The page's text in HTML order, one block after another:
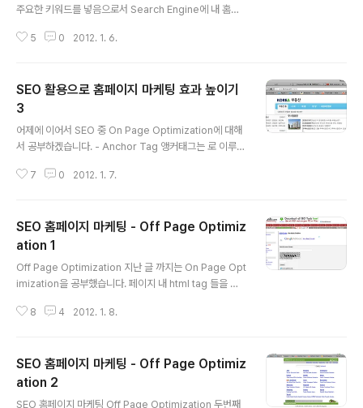
주요한 키워드를 넣음으로서 Search Engine에 내 홈페
툴을 이용해 좋은 키워드들을 다운 받고 관련없거나 필요
들의 특징을 하나하나 알아보겠습니다. - tag 기본적으로
검색엔진은 tag의 텍스트를 먼저 검색합니다. 아무 홈페이
지나 가서 마우스 오른쪽 버튼을 누른 후 소스를 열어보세
요. 이건 제 facebook 에서 소스를 열어 본 겁니다. title
태그에 제 이름이 들어가 있네요. facebook은 이렇게 각
페이지마다 title에 이용자 이름이 들어가게 하..
5 0 2012. 1. 6.
SEO 활용으로 홈페이지 마케팅 효과 높이기
3
어제에 이어서 SEO 중 On Page Optimization에 대해
서 공부하겠습니다. - Anchor Tag 앵커태그는 로 이루어
er가 정보를 모을 때 이 Anchor 내의 글자도 사용 합니다
니다. 팁 - 키워드를 다양하게 사용하라 - 관련이 있는 키워
드만을 사용하라 - 다른 링크에는 다른 키워드를 사용하라
- 키워드를 반복해서 사용하지 마라 - Alt attribute 페이
지에 이미지 파일을 넣을 때 그 이미지에 대한 설명을 넣는
부분 입니다. Search Engine 의 우선 순위에 들어가도록
하기 위해 Alt attrib..
7 0 2012. 1. 7.
SEO 홈페이지 마케팅 - Off Page Optimiz
ation 1
Off Page Optimization 지난 글 까지는 On Page Opt
imization을 공부했습니다. 페이지 내 html tag 들을 이
페이지 홍보를 극대화 하는 방법을 찾아봤는데요. 오늘부
의 상위에 랭크 시키기 위해 코딩 내에서가 아니라 그 이외
의 방법을 사용 하는 것입니다. 예를 들어 아래와 같은 것들
이 있습니다. dmoz같은 웹 디렉토리에 submitting 시키
8 4 2012. 1. 8.
SEO 홈페이지 마케팅 - Off Page Optimiz
ation 2
SEO 홈페이지 마케팅 Off Page Optimization 두번째